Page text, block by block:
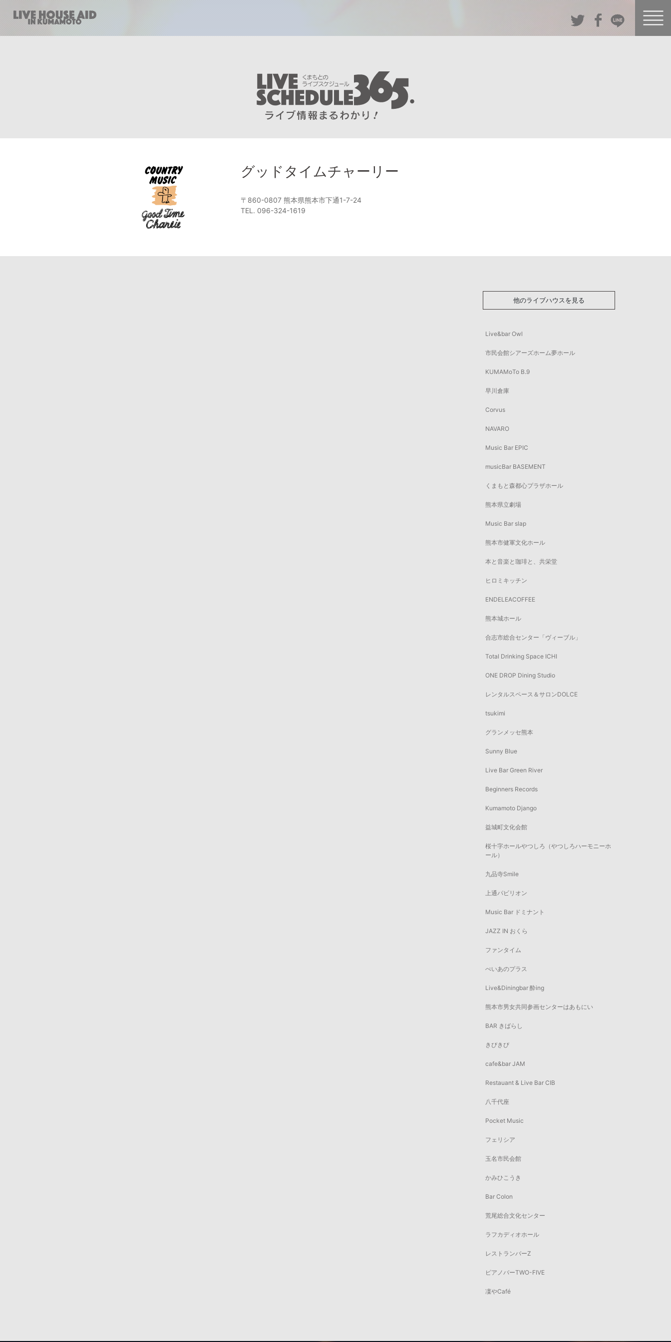
グッドタイムチャーリー
〒860-0807 熊本県熊本市下通1-7-24
TEL. 096-324-1619
他のライブハウスを見る
Live&bar Owl
市民会館シアーズホーム夢ホール
KUMAMoTo B.9
早川倉庫
Corvus
NAVARO
Music Bar EPIC
musicBar BASEMENT
くまもと森都心プラザホール
熊本県立劇場
Music Bar slap
熊本市健軍文化ホール
本と音楽と珈琲と、共栄堂
ヒロミキッチン
ENDELEACOFFEE
熊本城ホール
合志市総合センター「ヴィーブル」
Total Drinking Space ICHI
ONE DROP Dining Studio
レンタルスペース＆サロンDOLCE
tsukimi
グランメッセ熊本
Sunny Blue
Live Bar Green River
Beginners Records
Kumamoto Django
益城町文化会館
桜十字ホールやつしろ（やつしろハーモニーホ
ール）
九品寺Smile
上通パビリオン
Music Bar ドミナント
JAZZ IN おくら
ファンタイム
ぺいあのプラス
Live&Diningbar 酔ing
熊本市男女共同参画センターはあもにい
BAR きばらし
きびきび
cafe&bar JAM
Restauant & Live Bar CIB
八千代座
Pocket Music
フェリシア
玉名市民会館
かみひこうき
Bar Colon
荒尾総合文化センター
ラフカディオホール
レストランバーZ
ピアノバーTWO-FIVE
凜やCafé